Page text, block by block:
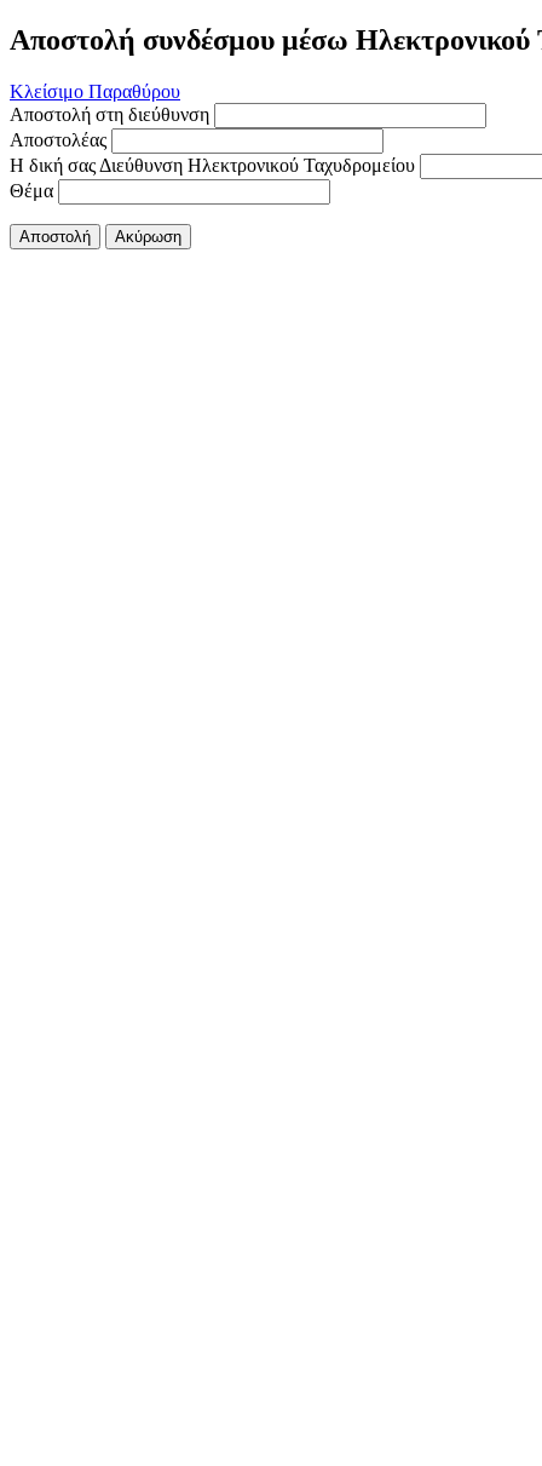
Αποστολή συνδέσμου μέσω Ηλεκτρονικού
Κλείσιμο Παραθύρου
Αποστολή στη διεύθυνση
Αποστολέας
Η δική σας Διεύθυνση Ηλεκτρονικού Ταχυδρομείου
Θέμα
Αποστολή Ακύρωση